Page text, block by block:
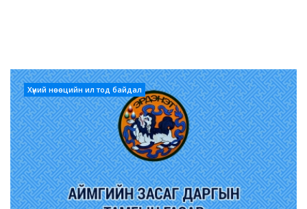
Хүний нөөцийн ил тод байдал